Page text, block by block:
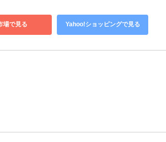
場で見る Yahoo!ショッピングで見る